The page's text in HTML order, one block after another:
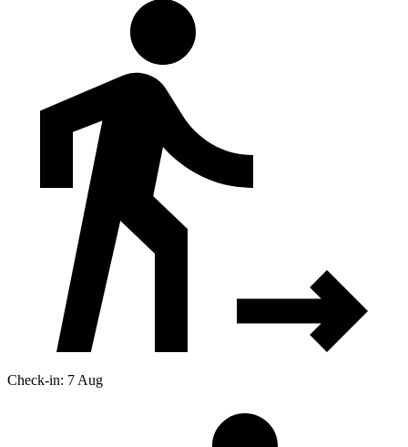
Check-in: 7 Aug